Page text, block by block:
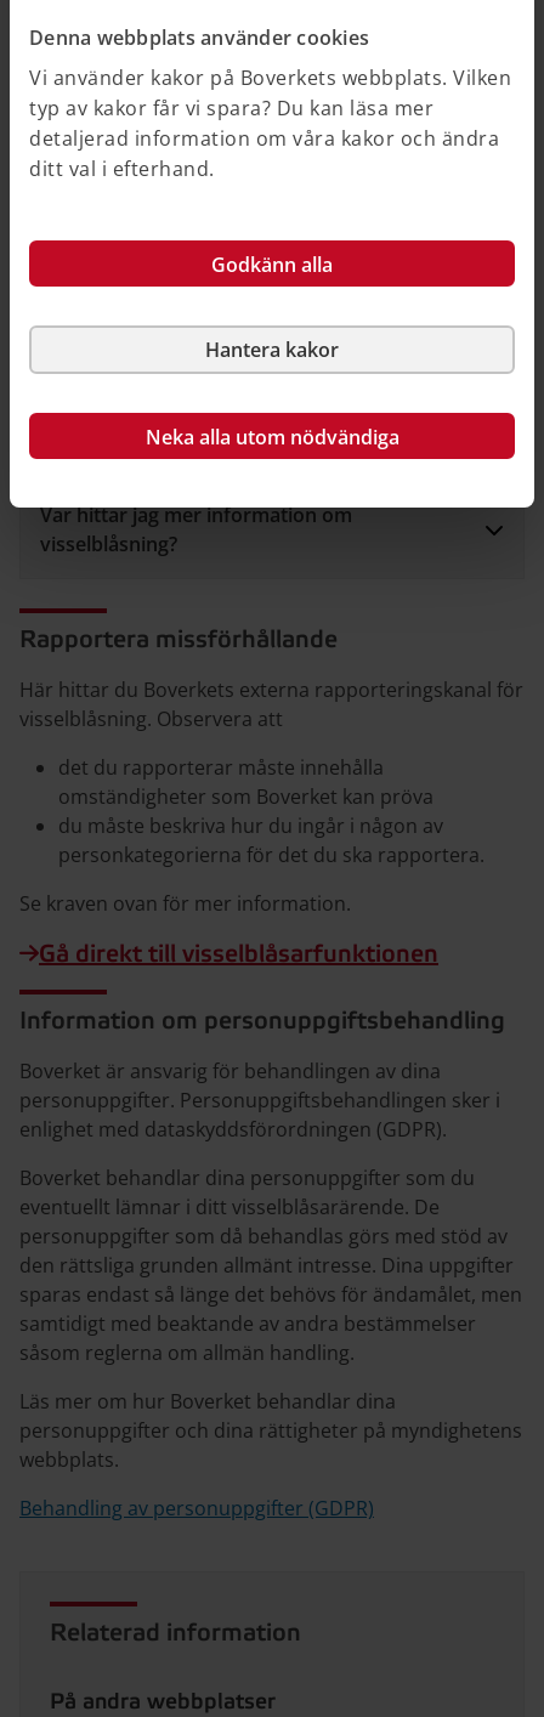
Denna webbplats använder cookies
Vi använder kakor på Boverkets webbplats. Vilken
typ av kakor får vi spara? Du kan läsa mer
detaljerad information om våra kakor och ändra
ditt val i efterhand.
Godkänn alla
Hantera kakor
Neka alla utom nödvändiga
Vad händer när du lämnat din rapport?
Är min rapport en allmän handling hos
Vad innebär det skydd jag får som
Kan jag visselblåsa på annat sätt?
Var hittar jag mer information om
visselblåsning?
Rapportera missförhållande
Här hittar du Boverkets externa rapporteringskanal för
visselblåsning. Observera att
det du rapporterar måste innehålla
omständigheter som Boverket kan pröva
du måste beskriva hur du ingår i någon av
personkategorierna för det du ska rapportera.
Se kraven ovan för mer information.
Gå direkt till visselblåsarfunktionen
Information om personuppgiftsbehandling
Boverket är ansvarig för behandlingen av dina
personuppgifter. Personuppgiftsbehandlingen sker i
enlighet med dataskyddsförordningen (GDPR).
Boverket behandlar dina personuppgifter som du
eventuellt lämnar i ditt visselblåsarärende. De
personuppgifter som då behandlas görs med stöd av
den rättsliga grunden allmänt intresse. Dina uppgifter
sparas endast så länge det behövs för ändamålet, men
samtidigt med beaktande av andra bestämmelser
såsom reglerna om allmän handling.
Läs mer om hur Boverket behandlar dina
personuppgifter och dina rättigheter på myndighetens
webbplats.
Behandling av personuppgifter (GDPR)
Relaterad information
På andra webbplatser